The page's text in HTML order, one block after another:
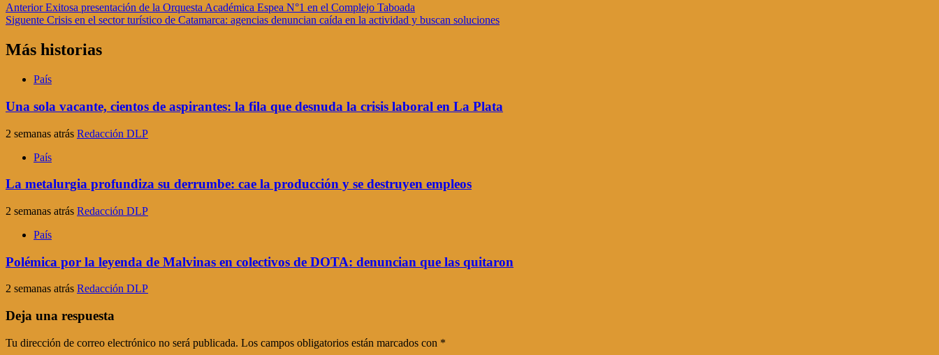
Navegación
de
entradas
AnteriorExitosa presentación de la Orquesta Académica Espea N°1 en el Complejo Taboada
Siguente Crisis en el sector turístico de Catamarca: agencias denuncian caída en la actividad y buscan soluciones
Más historias
País
Una sola vacante, cientos de aspirantes: la fila que desnuda la crisis laboral en La Plata
2 semanas atrás Redacción DLP
País
La metalurgia profundiza su derrumbe: cae la producción y se destruyen empleos
2 semanas atrás Redacción DLP
País
Polémica por la leyenda de Malvinas en colectivos de DOTA: denuncian que las quitaron
2 semanas atrás Redacción DLP
Deja una respuesta
Tu dirección de correo electrónico no será publicada. Los campos obligatorios están marcados con *